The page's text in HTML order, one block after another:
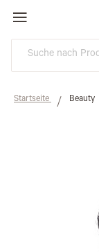
Startseite Beauty